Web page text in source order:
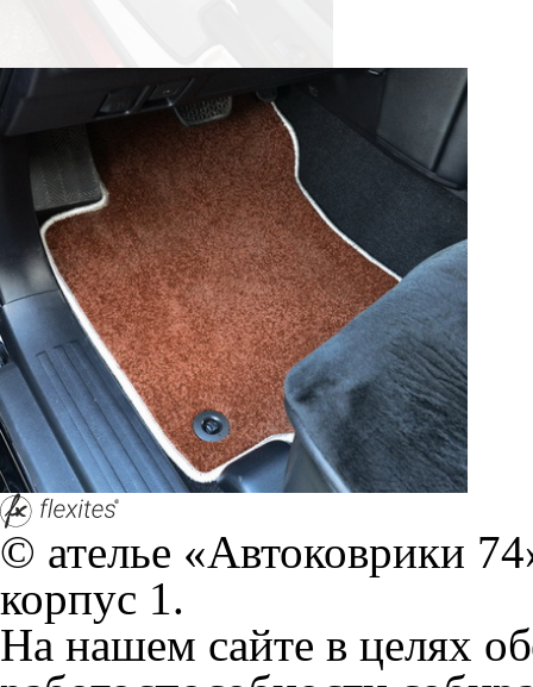
© ателье «Автоковрики
корпус 1.
На нашем сайте в целях
работоспособности
персональных данных,
браузером. Это,
и т.д. Если Вы
согласие на обработку
Положении по обработке
+7 (351) 277 91 67